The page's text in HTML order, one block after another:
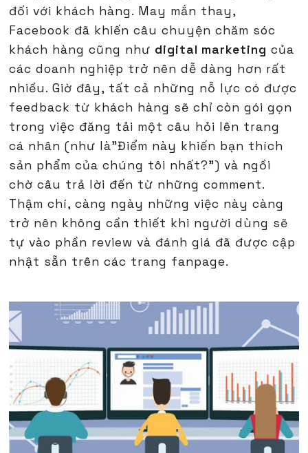
đối với khách hàng. May mắn thay,
Facebook đã khiến câu chuyện chăm sóc
khách hàng cũng như digital marketing của
các doanh nghiệp trở nên dễ dàng hơn rất
nhiều. Giờ đây, tất cả những nỗ lực có được
feedback từ khách hàng sẽ chỉ còn gói gọn
trong việc đăng tải một câu hỏi lên trang
cá nhân (như là”Điểm này khiến bạn thích
sản phẩm của chúng tôi nhất?”) và ngồi
chờ câu trả lời đến từ những comment.
Thậm chí, càng ngày những việc này càng
trở nên không cần thiết khi người dùng sẽ
tự vào phần review và đánh giá đã được cập
nhật sẵn trên các trang fanpage.